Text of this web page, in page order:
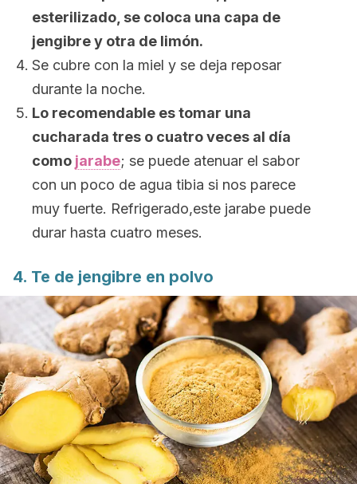
esterilizado, se coloca una capa de
jengibre y otra de limón.
Se cubre con la miel y se deja reposar
durante la noche.
Lo recomendable es tomar una
cucharada tres o cuatro veces al día
como jarabe; se puede atenuar el sabor
con un poco de agua tibia si nos parece
muy fuerte. Refrigerado,este jarabe puede
durar hasta cuatro meses.
4. Te de jengibre en polvo